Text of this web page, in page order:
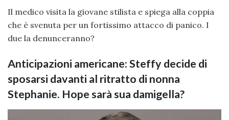
Il medico visita la giovane stilista e spiega alla coppia
che è svenuta per un fortissimo attacco di panico. I
due la denunceranno?
Anticipazioni americane: Steffy decide di
sposarsi davanti al ritratto di nonna
Stephanie. Hope sarà sua damigella?